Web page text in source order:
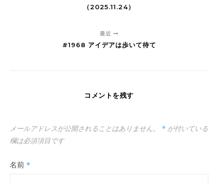
（2025.11.24）
最近
#1968 アイデアは歩いて待て
コメントを残す
メールアドレスが公開されることはありません。 * が付いている
欄は必須項目です
名前 *